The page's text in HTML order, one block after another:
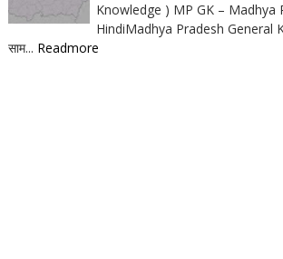
Knowledge ) MP GK – Madhya
HindiMadhya Pradesh General
साम... Readmore